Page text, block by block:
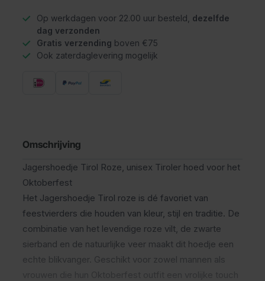
Op werkdagen voor 22.00 uur besteld, dezelfde
dag verzonden
Gratis verzending boven €75
Ook zaterdaglevering mogelijk
Omschrijving
Jagershoedje Tirol Roze, unisex Tiroler hoed voor het
Oktoberfest
Het Jagershoedje Tirol roze is dé favoriet van
feestvierders die houden van kleur, stijl en traditie. De
combinatie van het levendige roze vilt, de zwarte
sierband en de natuurlijke veer maakt dit hoedje een
echte blikvanger. Geschikt voor zowel mannen als